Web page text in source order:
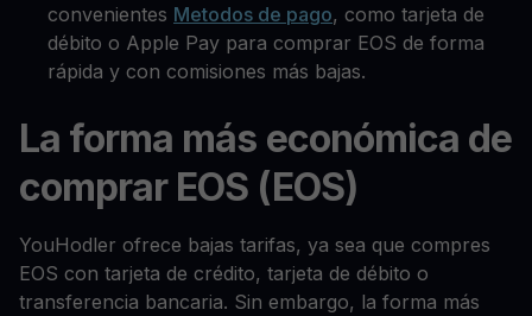
convenientes Metodos de pago, como tarjeta de
débito o Apple Pay para comprar EOS de forma
rápida y con comisiones más bajas.
La forma más económica de
comprar EOS (EOS)
YouHodler ofrece bajas tarifas, ya sea que compres
EOS con tarjeta de crédito, tarjeta de débito o
transferencia bancaria. Sin embargo, la forma más